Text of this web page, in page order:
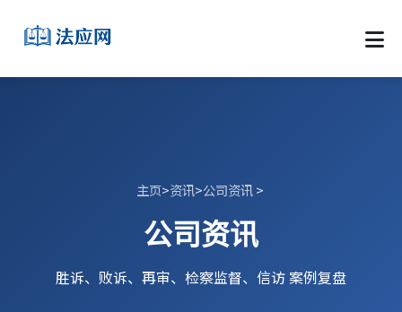
主页>资讯>公司资讯>
公司资讯
胜诉、败诉、再审、检察监督、信访 案例复盘